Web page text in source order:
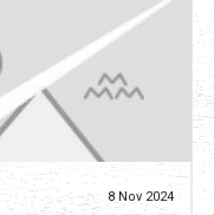
8 Nov 2024